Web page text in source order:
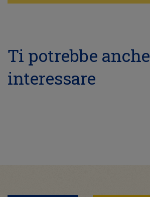
Ti potrebbe anche
interessare